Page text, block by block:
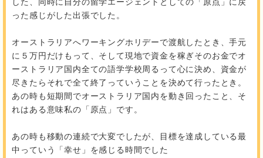
った感じがした出張でした。
オーストラリアへワーキングホリデーで渡航したとき、手元
に５万円だけもって、そして現地で資金を稼ぎそのお金でオ
ーストラリア国内全ての語学学校周るって心に決め、資金が
尽きたらそれで全て終了っていうことを決めて行ったとき。
あの時も短期間でオーストラリア国内を動き回ったこと、そ
れはある意味私の「原点」です。
あの時も移動の連続で大変でしたが、目標を達成している最
中っていう「幸せ」を感じる時間でした